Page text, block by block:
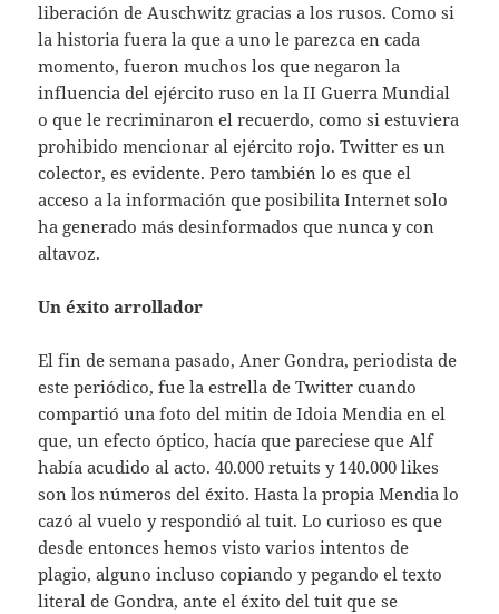
liberación de Auschwitz gracias a los rusos. Como si
la historia fuera la que a uno le parezca en cada
momento, fueron muchos los que negaron la
influencia del ejército ruso en la II Guerra Mundial
o que le recriminaron el recuerdo, como si estuviera
prohibido mencionar al ejército rojo. Twitter es un
colector, es evidente. Pero también lo es que el
acceso a la información que posibilita Internet solo
ha generado más desinformados que nunca y con
altavoz.
Un éxito arrollador
El fin de semana pasado, Aner Gondra, periodista de
este periódico, fue la estrella de Twitter cuando
compartió una foto del mitin de Idoia Mendia en el
que, un efecto óptico, hacía que pareciese que Alf
había acudido al acto. 40.000 retuits y 140.000 likes
son los números del éxito. Hasta la propia Mendia lo
cazó al vuelo y respondió al tuit. Lo curioso es que
desde entonces hemos visto varios intentos de
plagio, alguno incluso copiando y pegando el texto
literal de Gondra, ante el éxito del tuit que se